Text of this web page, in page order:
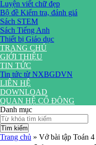
Luyện viết chữ đẹp
Bộ đề Kiểm tra, đánh giá
Sách STEM
Sách Tiếng Anh
Thiết bị Giáo dục
TRANG CHỦ
GIỚI THIỆU
TIN TỨC
Tin tức từ NXBGDVN
LIÊN HỆ
DOWNLOAD
QUAN HỆ CỔ ĐÔNG
Danh mục
Tìm kiếm
Trang chủ » Vở bài tập Toán